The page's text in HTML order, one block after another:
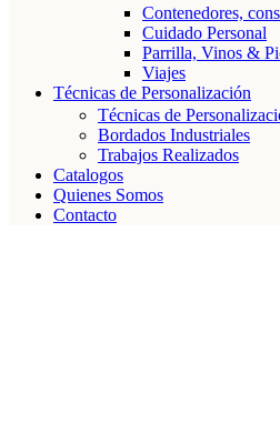
Contenedores,
Cuidado Personal
Parrilla, Vinos &
Viajes
Técnicas de Personalización
Técnicas de
Bordados Industriales
Trabajos Realizados
Catalogos
Quienes Somos
Contacto